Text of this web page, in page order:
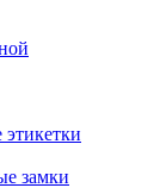
замки